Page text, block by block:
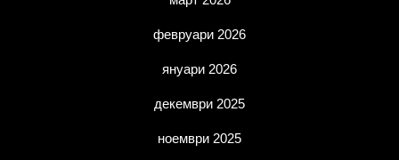
февруари 2026
януари 2026
декември 2025
ноември 2025